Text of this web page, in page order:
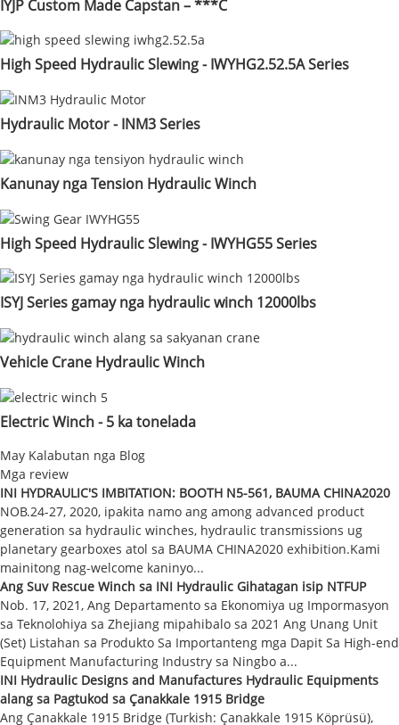
IYJP Custom Made Capstan – ***C
High Speed ​​Hydraulic Slewing - IWYHG2.52.5A Series
Hydraulic Motor - INM3 Series
Kanunay nga Tension Hydraulic Winch
High Speed ​​Hydraulic Slewing - IWYHG55 Series
ISYJ Series gamay nga hydraulic winch 12000lbs
Vehicle Crane Hydraulic Winch
Electric Winch - 5 ka tonelada
May Kalabutan nga Blog
Mga review
INI HYDRAULIC'S IMBITATION: BOOTH N5-561, BAUMA CHINA2020
NOB.24-27, 2020, ipakita namo ang among advanced product
generation sa hydraulic winches, hydraulic transmissions ug
planetary gearboxes atol sa BAUMA CHINA2020 exhibition.Kami
mainitong nag-welcome kaninyo...
Ang Suv Rescue Winch sa INI Hydraulic Gihatagan isip NTFUP
Nob. 17, 2021, Ang Departamento sa Ekonomiya ug Impormasyon
sa Teknolohiya sa Zhejiang mipahibalo sa 2021 Ang Unang Unit
(Set) Listahan sa Produkto Sa Importanteng mga Dapit Sa High-end
Equipment Manufacturing Industry sa Ningbo a...
INI Hydraulic Designs and Manufactures Hydraulic Equipments
alang sa Pagtukod sa Çanakkale 1915 Bridge
Ang Çanakkale 1915 Bridge (Turkish: Çanakkale 1915 Köprüsü),